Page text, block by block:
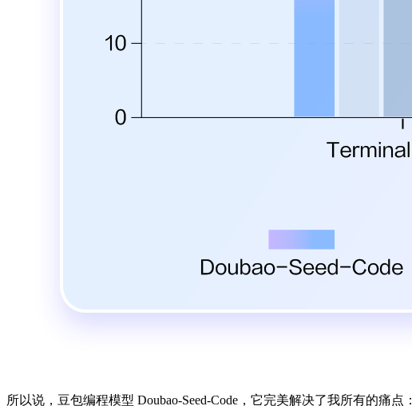
所以说，豆包编程模型 Doubao-Seed-Code，它完美解决了我所有的痛点：